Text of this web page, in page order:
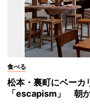
食べる
松本・裏町にベーカ
「escapism」 朝